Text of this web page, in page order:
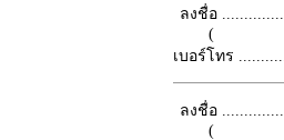
ลงชื่อ
(
เบอร์โทร
ลงชื่อ
(